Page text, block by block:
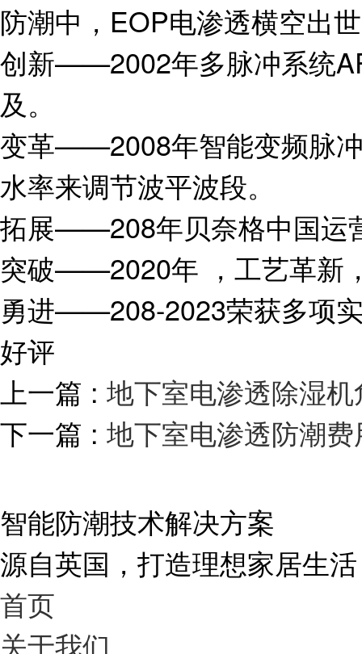
防潮中，EOP电渗透横空出
创新——2002年多脉冲系统
及。
变革——2008年智能变频脉
水率来调节波平波段。
拓展——208年贝奈格中国运
突破——2020年 ，工艺革新
勇进——208-2023荣获多项
好评
上一篇 : 地下室电渗透除湿
下一篇 : 地下室电渗透防潮费
智能防潮技术解决方案
源自英国，打造理想家居生活
首页
关于我们